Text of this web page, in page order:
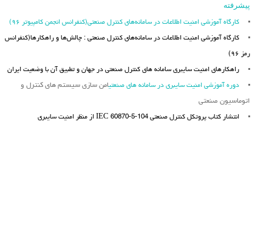
پیشرفته
کارگاه آموزشی امنیت اطلاعات در سامانه‌های کنترل صنعتی(کنفرانس انجمن کامپیوتر ۹۶)
کارگاه آموزشی امنیت اطلاعات در سامانه‌های کنترل صنعتی : چالش‌ها و راهکارها(کنفرانس
رمز ۹۶)
راهکارهای امنیت سایبری سامانه های کنترل صنعتی در جهان و تطبیق آن با وضعیت ایران
دوره آموزشی امنیت سایبری در سامانه های صنعتیامن سازی سیستم های کنترل و
اتوماسیون صنعتی
انتشار کتاب پروتکل کنترل صنعتی IEC 60870-5-104 از منظر امنیت سایبری